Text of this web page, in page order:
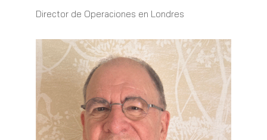
Director de Operaciones en Londres